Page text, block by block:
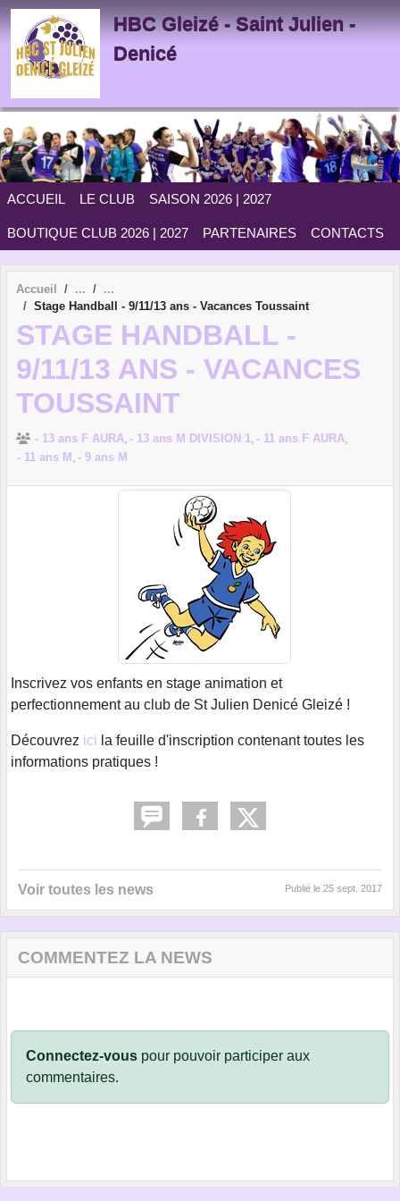
HBC Gleizé - Saint Julien -
Denicé
ACCUEIL LE CLUB SAISON 2026 | 2027
BOUTIQUE CLUB 2026 | 2027 PARTENAIRES CONTACTS
Accueil
Stage Handball - 9/11/13 ans - Vacances Toussaint
STAGE HANDBALL -
9/11/13 ANS - VACANCES
TOUSSAINT
- 13 ans F AURA - 13 ans M DIVISION 1 - 11 ans F AURA
- 11 ans M - 9 ans M
Inscrivez vos enfants en stage animation et
perfectionnement au club de St Julien Denicé Gleizé !
Découvrez ici la feuille d'inscription contenant toutes les
informations pratiques !
Voir toutes les news Publié le 25 sept. 2017
COMMENTEZ LA NEWS
Connectez-vous pour pouvoir participer aux
commentaires.
Panneau de gestion des cookies